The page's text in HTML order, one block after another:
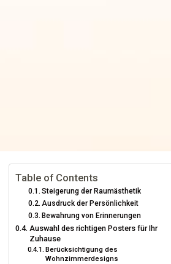
Table of Contents
Steigerung der Raumästhetik
Ausdruck der Persönlichkeit
Bewahrung von Erinnerungen
Auswahl des richtigen Posters für Ihr
Zuhause
Berücksichtigung des
Wohnzimmerdesigns